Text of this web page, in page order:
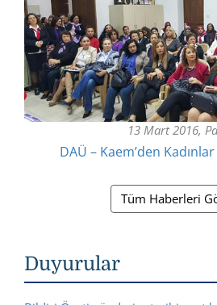
13 Mart 2016,
DAÜ – Kaem’den
Tüm Haberleri
Duyurular